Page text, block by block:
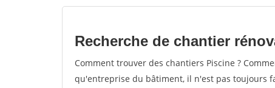
Recherche de chantier
Comment trouver des chantiers Piscine ?
qu'entreprise du bâtiment, il n'est pas toujours